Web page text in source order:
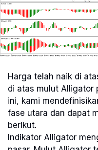
Harga telah naik di
di atas mulut Alligator
ini, kami
fase utara dan dapat
berikut.
Indikator Alligator